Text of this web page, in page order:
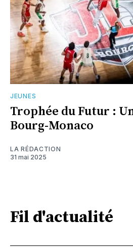
JEUNES
Trophée du Futur :
Bourg-Monaco
LA RÉDACTION
31 mai 2025
Fil d'actualité